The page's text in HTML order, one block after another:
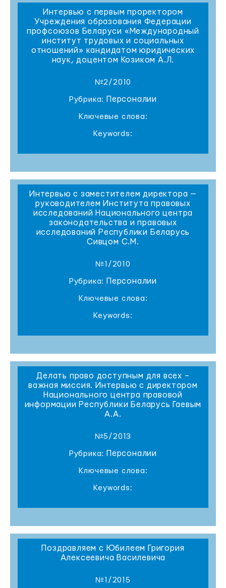
Интервью с первым проректором
Учреждения образования Федерации
профсоюзов Беларуси «Международный
институт трудовых и социальных
отношений» кандидатом юридических
наук, доцентом Козиком А.Л.
№2/2010
Рубрика: Персоналии
Ключевые слова:
Keywords:
Интервью с заместителем директора —
руководителем Института правовых
исследований Национального центра
законодательства и правовых
исследований Республики Беларусь
Сивцом С.М.
№1/2010
Рубрика: Персоналии
Ключевые слова:
Keywords:
Делать право доступным для всех –
важная миссия. Интервью с директором
Национального центра правовой
информации Республики Беларусь Гаевым
А.А.
№5/2013
Рубрика: Персоналии
Ключевые слова:
Keywords:
Поздравляем с Юбилеем Григория
Алексеевича Василевича
№1/2015